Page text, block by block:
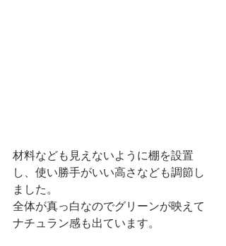
材料なども見えないように棚を設置
し、使い勝手がいい高さなども調節し
ました。
全体が真っ白なのでグリーンが映えて
ナチュラン感も出ています。